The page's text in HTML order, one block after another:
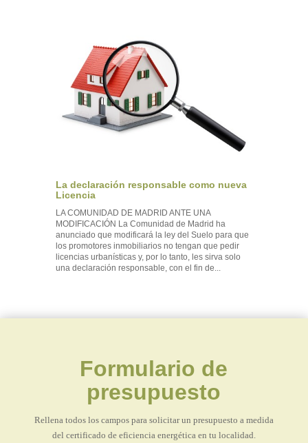
La declaración responsable como nueva
Licencia
LA COMUNIDAD DE MADRID ANTE UNA
MODIFICACIÓN La Comunidad de Madrid ha
anunciado que modificará la ley del Suelo para que
los promotores inmobiliarios no tengan que pedir
licencias urbanísticas y, por lo tanto, les sirva solo
una declaración responsable, con el fin de...
Formulario de
presupuesto
Rellena todos los campos para solicitar un presupuesto a medida
del certificado de eficiencia energética en tu localidad.